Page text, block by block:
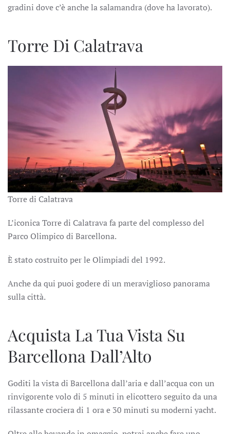
gradini dove c’è anche la salamandra (dove ha lavorato).
Torre Di Calatrava
Torre di Calatrava
L’iconica Torre di Calatrava fa parte del complesso del
Parco Olimpico di Barcellona.
È stato costruito per le Olimpiadi del 1992.
Anche da qui puoi godere di un meraviglioso panorama
sulla città.
Acquista La Tua Vista Su
Barcellona Dall’Alto
Goditi la vista di Barcellona dall’aria e dall’acqua con un
rinvigorente volo di 5 minuti in elicottero seguito da una
rilassante crociera di 1 ora e 30 minuti su moderni yacht.